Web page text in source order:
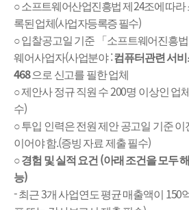
○소프트웨어산업진흥법 제 24조에 따라
록된 업체 (사업자등록증 필수)
○입찰공고일 기준 「 소프트웨어진흥법
웨어사업자(사업분야:컴퓨터관련 서비
468 으로 신고를 필한 업체
○제안사 정규 직원 수200명 이상인 업체
수)
○투입 인력은 전원 제안 공고일 기준
이어야 함.(증빙 자료 제출 필수)
○경험 및 실적 요건 (아래 조건을 모두
능)
-최근3개 사업연도 평균 매출액이 150